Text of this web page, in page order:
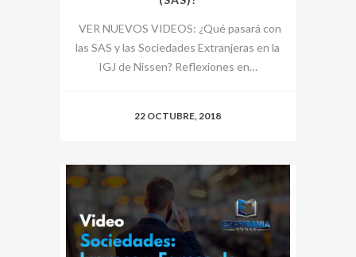
VER NUEVOS VIDEOS: ¿Qué pasará con
las SAS y las Sociedades Extranjeras en la
IGJ de Nissen? Reflexiones en…
22 OCTUBRE, 2018